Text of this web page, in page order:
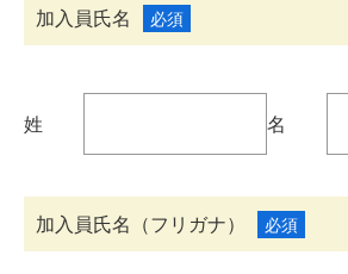
加入員氏名 必須
姓 名
加入員氏名（フリガナ） 必須